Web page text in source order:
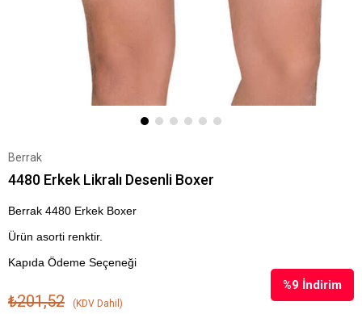
Berrak
4480 Erkek Likralı Desenli Boxer
Berrak 4480 Erkek Boxer
Ürün asorti renktir.
Kapıda Ödeme Seçeneği
%9 İndirim
₺201,52 (KDV Dahil)